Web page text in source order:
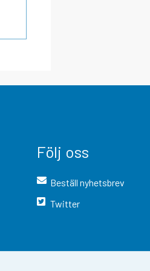
Följ oss
Beställ nyhetsbrev
Twitter